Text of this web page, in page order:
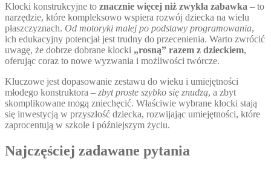
Klocki konstrukcyjne to znacznie więcej niż zwykła zabawka – to
narzędzie, które kompleksowo wspiera rozwój dziecka na wielu
płaszczyznach. Od motoryki małej po podstawy programowania,
ich edukacyjny potencjał jest trudny do przecenienia. Warto zwrócić
uwagę, że dobrze dobrane klocki „rosną” razem z dzieckiem,
oferując coraz to nowe wyzwania i możliwości twórcze.
Kluczowe jest dopasowanie zestawu do wieku i umiejętności
młodego konstruktora – zbyt proste szybko się znudzą, a zbyt
skomplikowane mogą zniechęcić. Właściwie wybrane klocki stają
się inwestycją w przyszłość dziecka, rozwijając umiejętności, które
zaprocentują w szkole i późniejszym życiu.
Najczęściej zadawane pytania